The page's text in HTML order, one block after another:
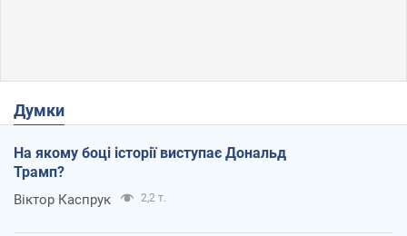
Думки
На якому боці історії виступає Дональд
Трамп?
Віктор Каспрук 2,2 т.